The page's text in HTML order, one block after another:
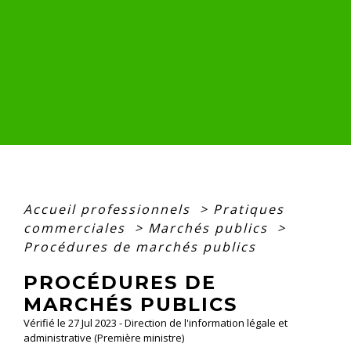
Accueil professionnels > Pratiques
commerciales
> Marchés publics
>
Procédures de marchés publics
PROCÉDURES DE
MARCHÉS PUBLICS
Vérifié le 27 Jul 2023 - Direction de l'information légale et
administrative (Première ministre)